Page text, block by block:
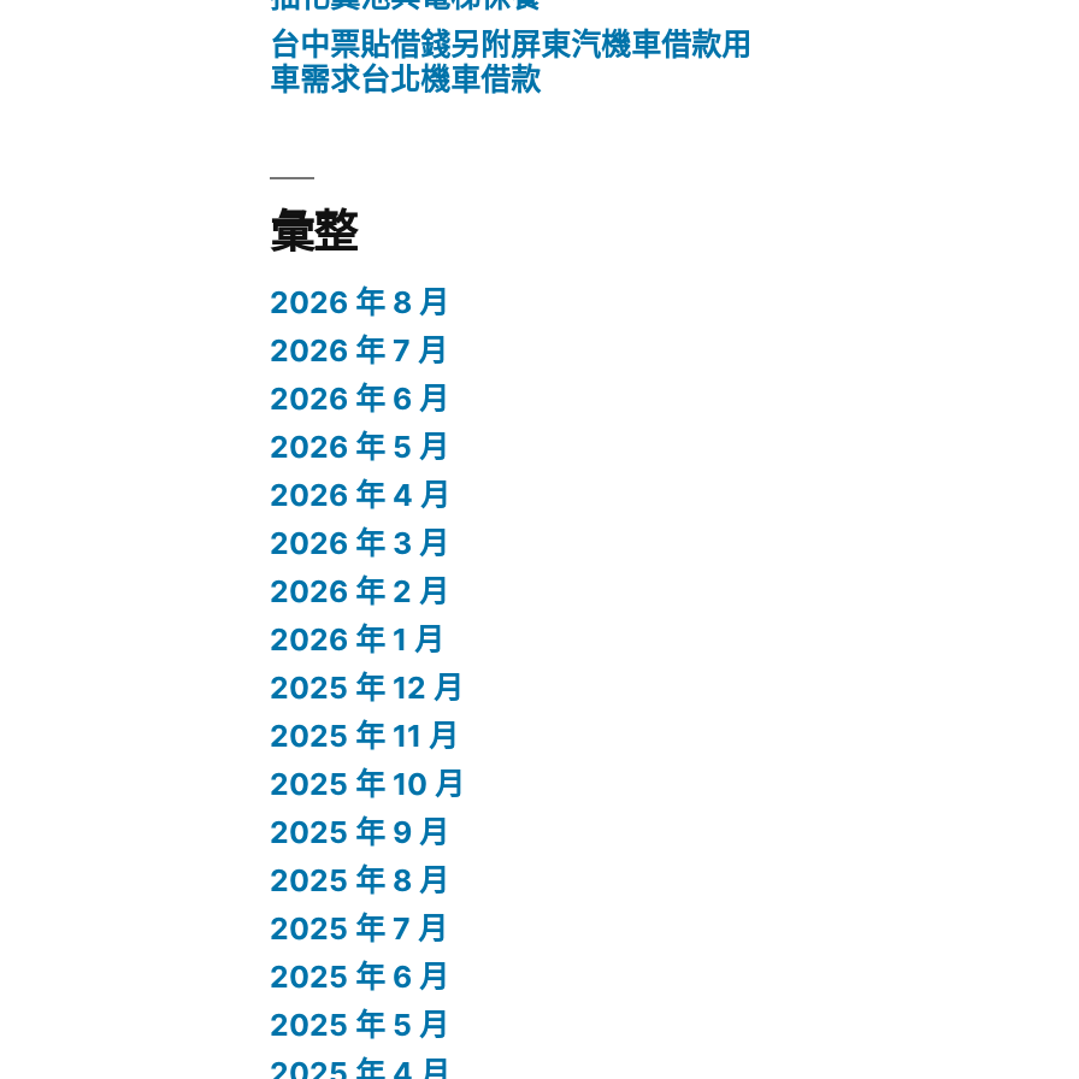
台中票貼借錢另附屏東汽機車借款用
車需求台北機車借款
彙整
2026 年 8 月
2026 年 7 月
2026 年 6 月
2026 年 5 月
2026 年 4 月
2026 年 3 月
2026 年 2 月
2026 年 1 月
2025 年 12 月
2025 年 11 月
2025 年 10 月
2025 年 9 月
2025 年 8 月
2025 年 7 月
2025 年 6 月
2025 年 5 月